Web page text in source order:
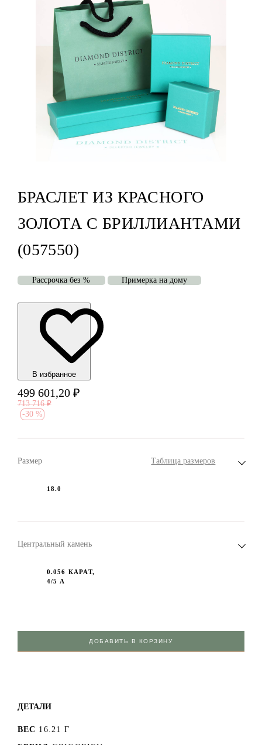
БРАСЛЕТ ИЗ КРАСНОГО
ЗОЛОТА С БРИЛЛИАНТАМИ
(057550)
Рассрочка без % Примерка на дому
В избранноe
499 601,20 ₽
713 716 ₽
-30 %
Размер Таблица размеров
18.0
Центральный камень
0.056 КАРАТ,
4/5 А
ДОБАВИТЬ В КОРЗИНУ
ДЕТАЛИ
ВЕС 16.21 Г